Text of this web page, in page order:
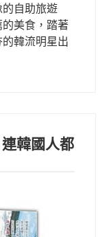
自助旅遊
美食，踏著
韓流明星出
韓國人都